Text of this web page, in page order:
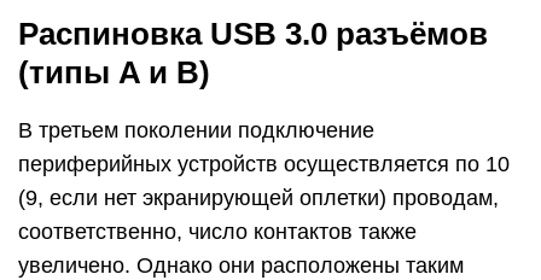
Распиновка USB 3.0 разъёмов
(типы A и B)
В третьем поколении подключение
периферийных устройств осуществляется по 10
(9, если нет экранирующей оплетки) проводам,
соответственно, число контактов также
увеличено. Однако они расположены таким